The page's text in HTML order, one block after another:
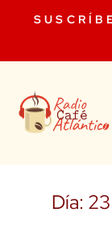
Día: